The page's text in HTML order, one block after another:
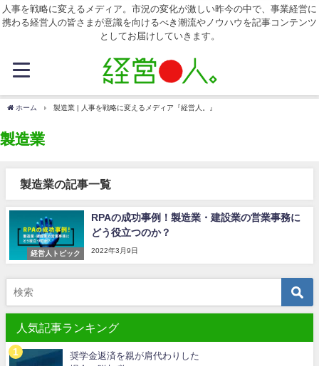
人事を戦略に変えるメディア。市況の変化が激しい昨今の中で、事業経営に
携わる経営人の皆さまが意識を向けるべき潮流やノウハウを記事コンテンツ
としてお届けしていきます。
ホーム 製造業 | 人事を戦略に変えるメディア『経営人。』
製造業
製造業の記事一覧
経営人トピック
RPAの成功事例！製造業・建設業の営業事務に
どう役立つのか？
2022年3月9日
人気記事ランキング
奨学金返済を親が肩代わりした